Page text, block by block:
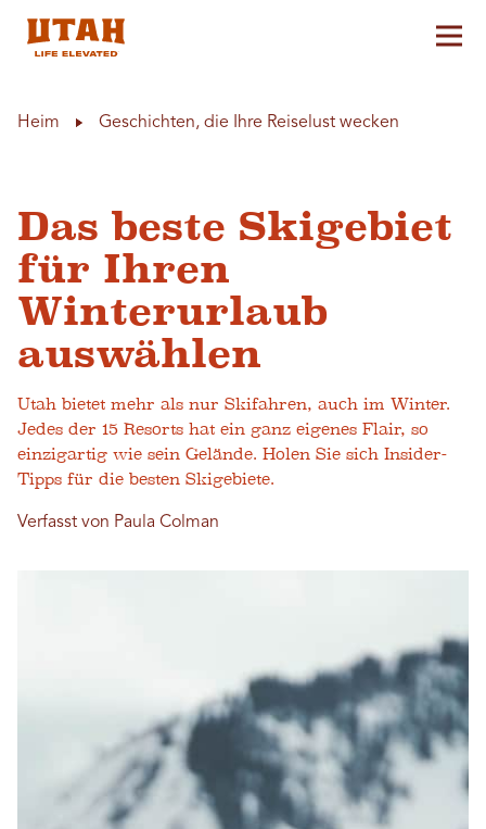
Heim Geschichten, die Ihre Reiselust wecken
Das beste Skigebiet
für Ihren
Winterurlaub
auswählen
Utah bietet mehr als nur Skifahren, auch im Winter.
Jedes der 15 Resorts hat ein ganz eigenes Flair, so
einzigartig wie sein Gelände. Holen Sie sich Insider-
Tipps für die besten Skigebiete.
Verfasst von Paula Colman